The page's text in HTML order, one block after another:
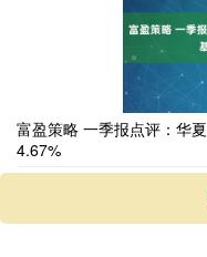
富盈策略 一季报点评：华
4.67%